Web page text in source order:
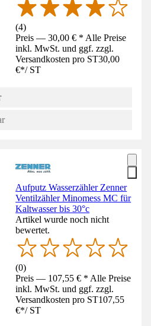
(4)
Preis — 30,00 € * Alle Preise
inkl. MwSt. und ggf. zzgl.
Versandkosten pro ST30,00
€*/ ST
Aufputz Wasserzähler Zenner
Ventilzähler Minomess MC für
Kaltwasser bis 30°c
Artikel wurde noch nicht
bewertet.
(0)
Preis — 107,55 € * Alle Preise
inkl. MwSt. und ggf. zzgl.
Versandkosten pro ST107,55
€*/ ST